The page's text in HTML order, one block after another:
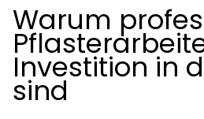
Warum
Investition in
sind